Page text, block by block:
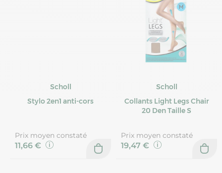
Scholl
Stylo 2en1 anti-cors
Prix moyen constaté
11,66 €
Scholl
Collants Light Legs Chair
20 Den Taille S
Prix moyen constaté
19,47 €